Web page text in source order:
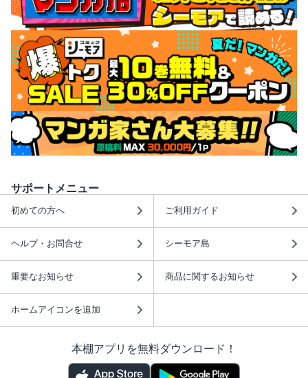
サポートメニュー
初めての方へ ご利用ガイド
ヘルプ・お問合せ シーモア島
重要なお知らせ 商品に関するお知らせ
ホームアイコンを追加
本棚アプリを無料ダウンロード！